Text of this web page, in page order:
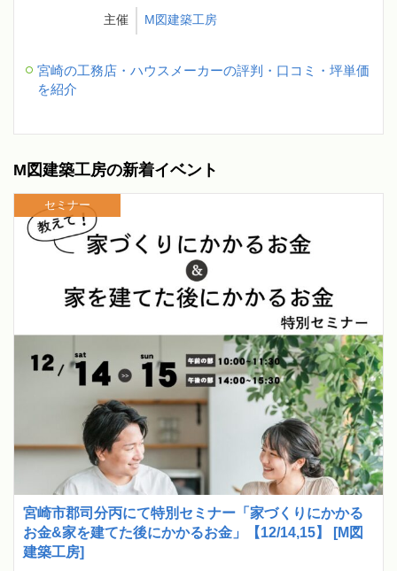
主催 M図建築工房
宮崎の工務店・ハウスメーカーの評判・口コミ・坪単価
を紹介
M図建築工房の新着イベント
宮崎市郡司分丙にて特別セミナー「家づくりにかかる
お金&家を建てた後にかかるお金」【12/14,15】 [M図
建築工房]
セミナー